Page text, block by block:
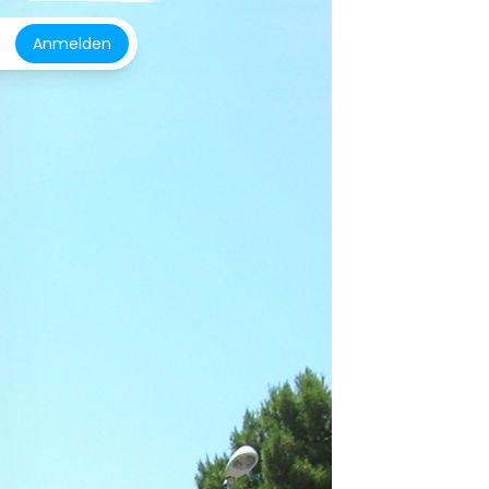
Anmelden